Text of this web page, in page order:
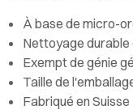
À base de micro-
Nettoyage
Exempt de génie
Taille de
Fabriqué en Suisse